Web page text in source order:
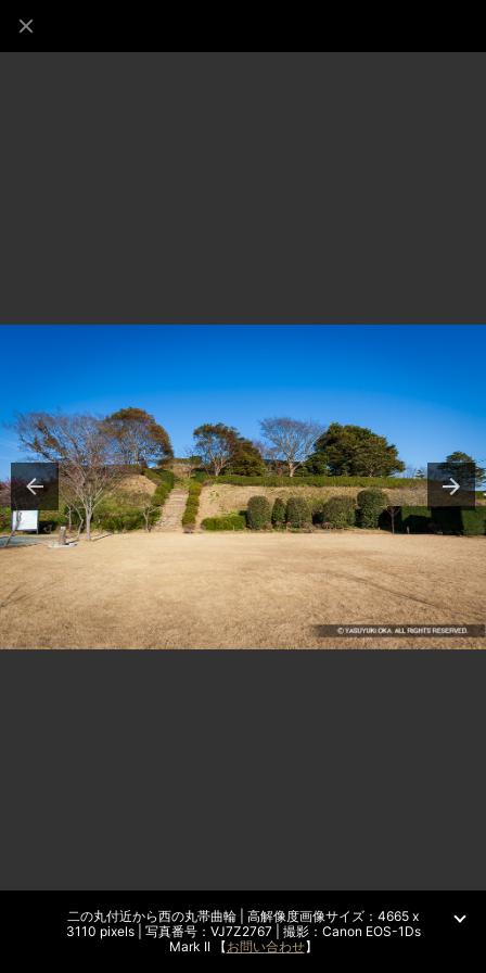
二の丸付近から西の丸帯曲輪 | 高解像度画像サイズ：4665 x
3110 pixels | 写真番号：VJ7Z2767 | 撮影：Canon EOS-1Ds
Mark II 【お問い合わせ】